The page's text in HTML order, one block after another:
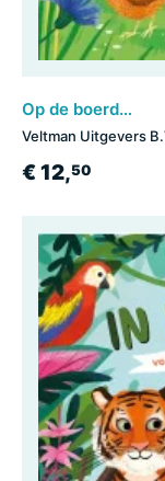
Op de boerderij - voor kleine ontdekkingsreizigers
Veltman Uitgevers
€ 12,50